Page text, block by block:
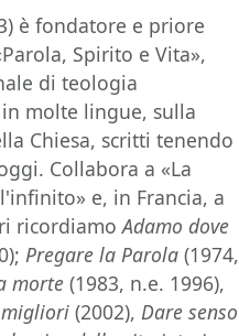
è fondatore e priore
Spirito e Vita»,
di teologia
molte lingue, sulla
Chiesa, scritti tenendo
Collabora a «La
e, in Francia, a
ricordiamoAdamo dove
Pregare la Parola (1974,
morte (1983, n.e. 1996),
(2002),Dare senso